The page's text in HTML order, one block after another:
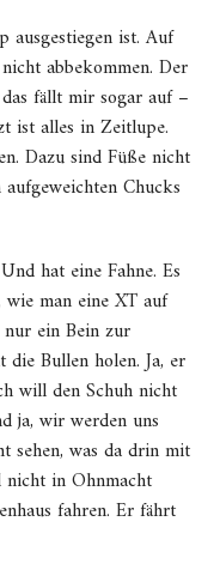
ausgestiegen ist. Auf
abbekommen. Der
fällt mir sogar auf –
ist alles in Zeitlupe.
Dazu sind Füße nicht
Chucks
hat eine Fahne. Es
man eine XT auf
ein Bein zur
Bullen holen. Ja, er
will den Schuh nicht
ja, wir werden uns
sehen, was da drin mit
in Ohnmacht
fahren. Er fährt